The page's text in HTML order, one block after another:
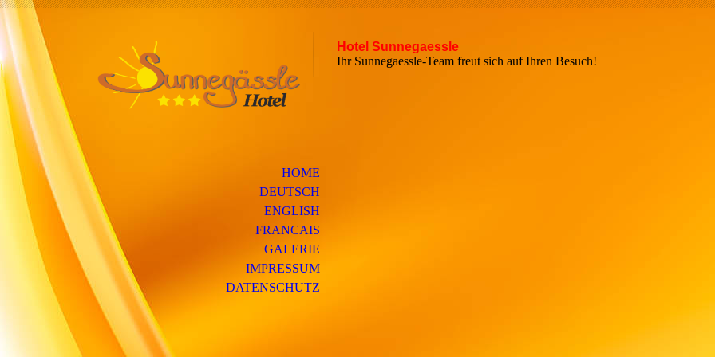
Hotel Sunnegaessle
Ihr Sunnegaessle-Team freut sich auf Ihren
HOME
DEUTSCH
ENGLISH
FRANCAIS
GALERIE
IMPRESSUM
DATENSCHUTZ